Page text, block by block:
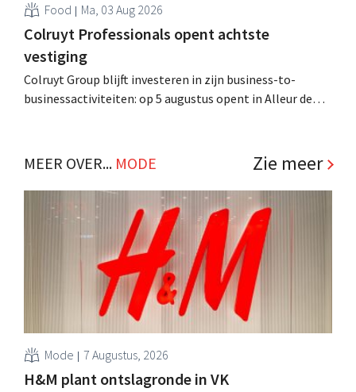
Food Ma, 03 Aug 2026
Colruyt Professionals opent achtste
vestiging
Colruyt Group blijft investeren in zijn business-to-
businessactiviteiten: op 5 augustus opent in Alleur de
klanten. .
MEER OVER... MODE Zie meer
Mode 7 Augustus, 2026
H&M plant ontslagronde in VK